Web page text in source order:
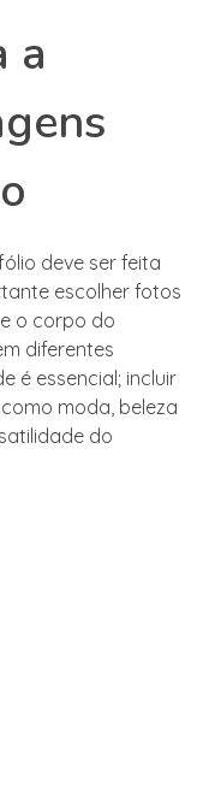
a
deve ser feita
escolher fotos
o corpo do
diferentes
é essencial; incluir
moda, beleza
do